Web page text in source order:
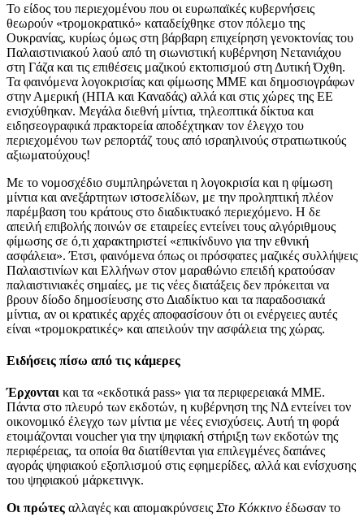
Το είδος του περιεχομένου που οι ευρωπαϊκές κυβερνήσεις
θεωρούν «τρομοκρατικό» καταδείχθηκε στον πόλεμο της
Ουκρανίας, κυρίως όμως στη βάρβαρη επιχείρηση γενοκτονίας του
Παλαιστινιακού λαού από τη σιωνιστική κυβέρνηση Νετανιάχου
στη Γάζα και τις επιθέσεις μαζικού εκτοπισμού στη Δυτική Όχθη.
Τα φαινόμενα λογοκρισίας και φίμωσης ΜΜΕ και δημοσιογράφων
στην Αμερική (ΗΠΑ και Καναδάς) αλλά και στις χώρες της ΕΕ
ενισχύθηκαν. Μεγάλα διεθνή μίντια, τηλεοπτικά δίκτυα και
ειδησεογραφικά πρακτορεία αποδέχτηκαν τον έλεγχο του
περιεχομένου των ρεπορτάζ τους από ισραηλινούς στρατιωτικούς
αξιωματούχους!
Με το νομοσχέδιο συμπληρώνεται η λογοκρισία και η φίμωση
μίντια και ανεξάρτητων ιστοσελίδων, με την προληπτική πλέον
παρέμβαση του κράτους στο διαδικτυακό περιεχόμενο. Η δε
απειλή επιβολής ποινών σε εταιρείες εντείνει τους αλγόριθμους
φίμωσης σε ό,τι χαρακτηριστεί «επικίνδυνο για την εθνική
ασφάλεια». Έτσι, φαινόμενα όπως οι πρόσφατες μαζικές συλλήψεις
Παλαιστινίων και Ελλήνων στον μαραθώνιο επειδή κρατούσαν
παλαιστινιακές σημαίες, με τις νέες διατάξεις δεν πρόκειται να
βρουν δίοδο δημοσίευσης στο Διαδίκτυο και τα παραδοσιακά
μίντια, αν οι κρατικές αρχές αποφασίσουν ότι οι ενέργειες αυτές
είναι «τρομοκρατικές» και απειλούν την ασφάλεια της χώρας.
Ειδήσεις πίσω από τις κάμερες
Έρχονται και τα «εκδοτικά pass» για τα περιφερειακά ΜΜΕ.
Πάντα στο πλευρό των εκδοτών, η κυβέρνηση της ΝΔ εντείνει τον
οικονομικό έλεγχο των μίντια με νέες ενισχύσεις. Αυτή τη φορά
ετοιμάζονται voucher για την ψηφιακή στήριξη των εκδοτών της
περιφέρειας, τα οποία θα διατίθενται για επιλεγμένες δαπάνες
αγοράς ψηφιακού εξοπλισμού στις εφημερίδες, αλλά και ενίσχυσης
του ψηφιακού μάρκετινγκ.
Οι πρώτες αλλαγές και απομακρύνσεις Στο Κόκκινο έδωσαν το